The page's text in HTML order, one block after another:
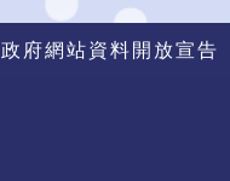
政府網站資料開放宣告